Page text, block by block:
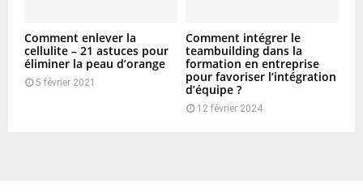
Comment enlever la
cellulite – 21 astuces pour
éliminer la peau d’orange
5 février 2021
Comment intégrer le
teambuilding dans la
formation en entreprise
pour favoriser l’intégration
d’équipe ?
12 février 2024